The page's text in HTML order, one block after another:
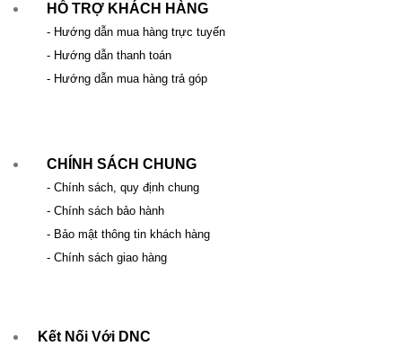
HỖ TRỢ KHÁCH HÀNG
- Hướng dẫn mua hàng trực tuyến
- Hướng dẫn thanh toán
- Hướng dẫn mua hàng trả góp
CHÍNH SÁCH CHUNG
- Chính sách, quy định chung
- Chính sách bảo hành
- Bảo mật thông tin khách hàng
- Chính sách giao hàng
Kết Nối Với DNC